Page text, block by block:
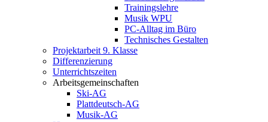
Trainingslehre
Musik WPU
PC-Alltag im Büro
Technisches Gestalten
Projektarbeit 9. Klasse
Differenzierung
Unterrichtszeiten
Arbeitsgemeinschaften
Ski-AG
Plattdeutsch-AG
Musik-AG